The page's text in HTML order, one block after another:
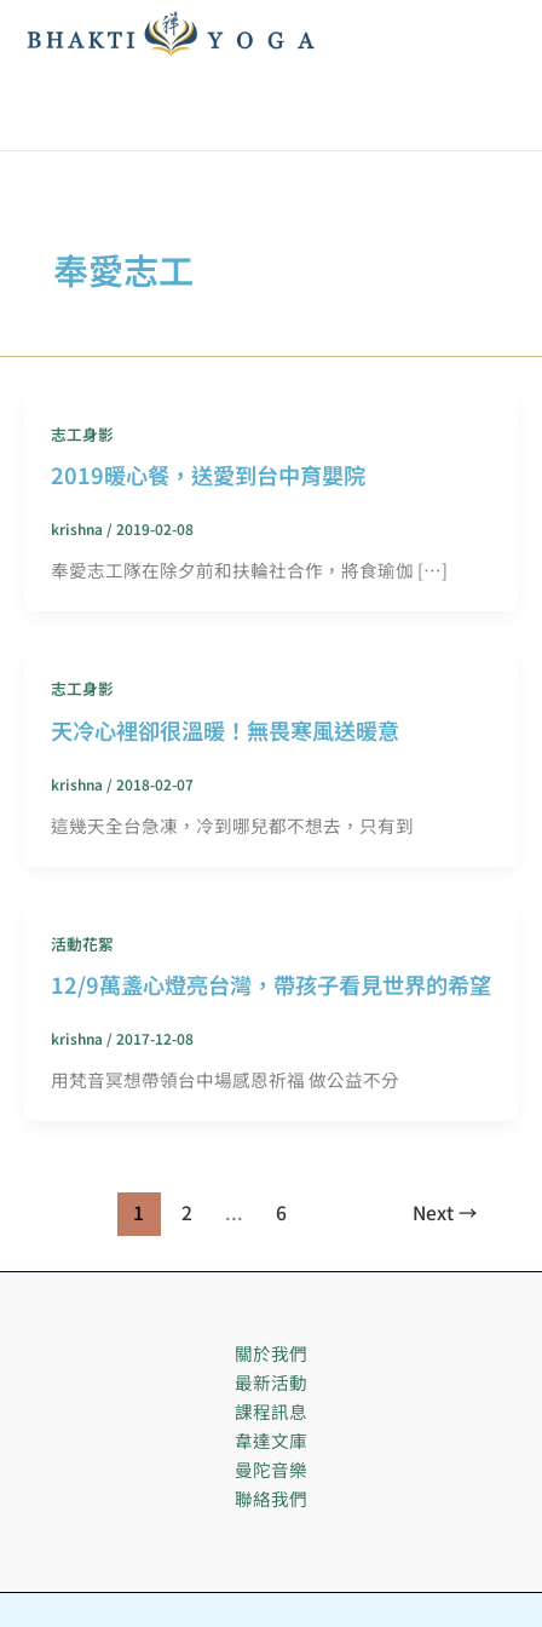
容
奉愛志工
志工身影
2019暖心餐，送愛到台中育嬰院
krishna /2019-02-08
奉愛志工隊在除夕前和扶輪社合作，將食瑜伽 […]
志工身影
天冷心裡卻很溫暖！無畏寒風送暖意
krishna /2018-02-07
這幾天全台急凍，冷到哪兒都不想去，只有到
活動花絮
12/9萬盞心燈亮台灣，帶孩子看見世界的希望
krishna /2017-12-08
用梵音冥想帶領台中場感恩祈福 做公益不分
1 2 ... 6 Next→
關於我們
最新活動
課程訊息
韋達文庫
曼陀音樂
聯絡我們